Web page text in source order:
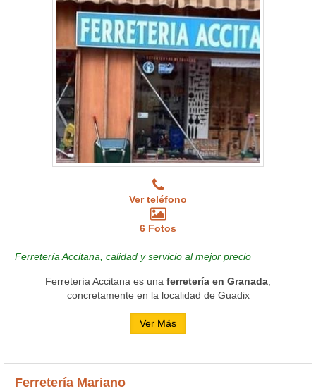
Ver teléfono
6 Fotos
Ferretería Accitana, calidad y servicio al mejor precio
Ferretería Accitana es una ferretería en Granada
concretamente en la localidad de Guadix
Ver Más
Ferretería Mariano